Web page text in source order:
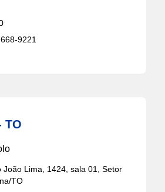
9221
TO
João Lima, 1424, sala 01, Setor
TO